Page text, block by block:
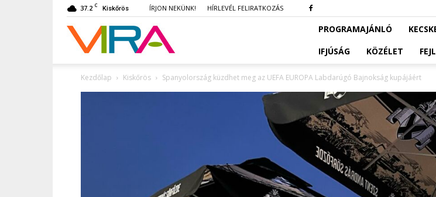
37.2 C Kiskőrös ÍRJON NEKÜNK! HÍRLEVÉL FELIRATKOZÁS
VIRA PROGRAMAJÁNLÓ
IFJÚSÁG
KÖZÉLET
Kezdőlap Kiskőrös Spanyolország küzdhet meg az UEFA EUROPA Labdarúgó Bajnokság kupájáért